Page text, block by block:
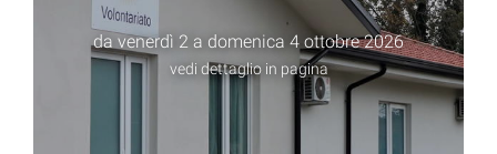
da venerdì 2 a domenica 4 ottobre 2026
vedi dettaglio in pagina